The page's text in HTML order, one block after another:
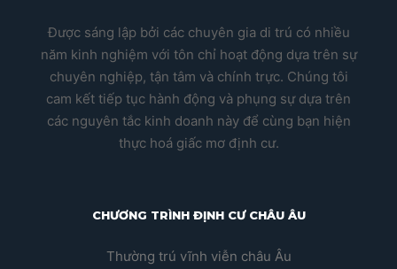
Được sáng lập bởi các chuyên gia di trú có nhiều
năm kinh nghiệm với tôn chỉ hoạt động dựa trên sự
chuyên nghiệp, tận tâm và chính trực. Chúng tôi
cam kết tiếp tục hành động và phụng sự dựa trên
các nguyên tắc kinh doanh này để cùng bạn hiện
thực hoá giấc mơ định cư.
CHƯƠNG TRÌNH ĐỊNH CƯ CHÂU ÂU
Thường trú vĩnh viễn châu Âu